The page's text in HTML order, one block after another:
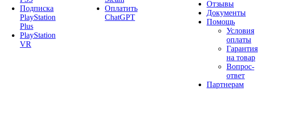
Подписка
PlayStation
Plus
PlayStation
VR
Оплатить
ChatGPT
Отзывы
Документы
Помощь
Условия
оплаты
Гарантия
на товар
Вопрос-
ответ
Партнерам